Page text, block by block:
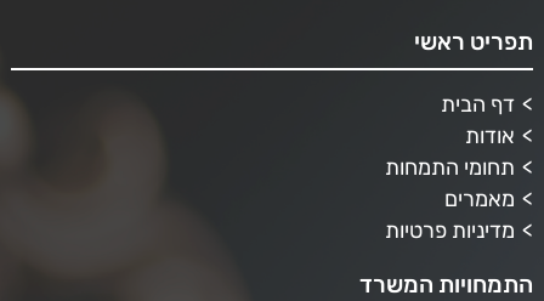
תפריט ראשי
דף הבית
אודות
תחומי התמחות
מאמרים
מדיניות פרטיות
התמחויות המשרד